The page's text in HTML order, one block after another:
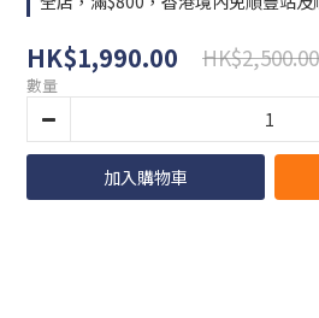
HK$1,990.00 HK$2,500.00
數量
加入購物車